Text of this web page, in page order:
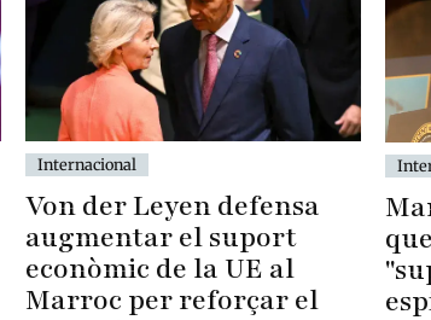
Internacional
Von der Leyen defensa
augmentar el suport
econòmic de la UE al
Marroc per reforçar el